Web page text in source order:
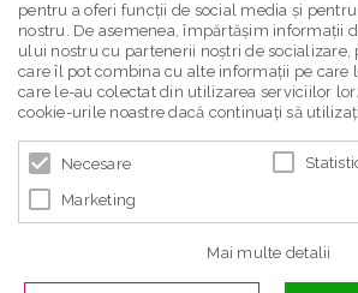
© 2026 BEBE BRANDS | POWERED
newsletter Bebe
pentru a oferi funcții de social media și
nostru. De asemenea, împărtășim informații
ului nostru cu partenerii noștri de socializare,
care îl pot combina cu alte informații pe care
care le-au colectat din utilizarea serviciilor
cookie-urile noastre dacă continuați să
Necesare
Marketing
Mai multe detalii